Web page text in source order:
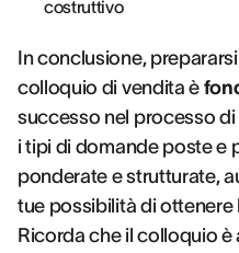
costruttivo
In conclusione,
colloquio di vendita è
successo nel processo
i tipi di domande poste e
ponderate e strutturate,
tue possibilità di
Ricorda che il colloquio